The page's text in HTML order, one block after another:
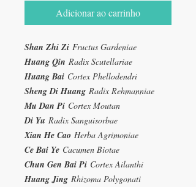
Adicionar ao carrinho
Shan Zhi Zi Fructus Gardeniae
Huang Qin Radix Scutellariae
Huang Bai Cortex Phellodendri
Sheng Di Huang Radix Rehmanniae
Mu Dan Pi Cortex Moutan
Di Yu Radix Sanguisorbae
Xian He Cao Herba Agrimoniae
Ce Bai Ye Cacumen Biotae
Chun Gen Bai Pi Cortex Ailanthi
Huang Jing Rhizoma Polygonati